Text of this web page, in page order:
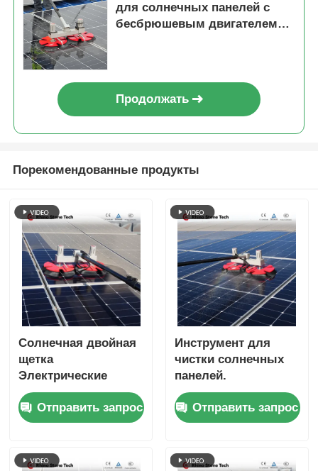
для солнечных панелей с
бесбрюшевым двигателем
Продолжать
Порекомендованные продукты
Солнечная двойная
щетка
Электрические
фотоэлектрические
модули Чистка
робота Щетка с
панелями
Отправить запрос
Инструмент для
чистки солнечных
панелей.
Вращающаяся щетка
для чистки
солнечных панелей
Отправить запрос